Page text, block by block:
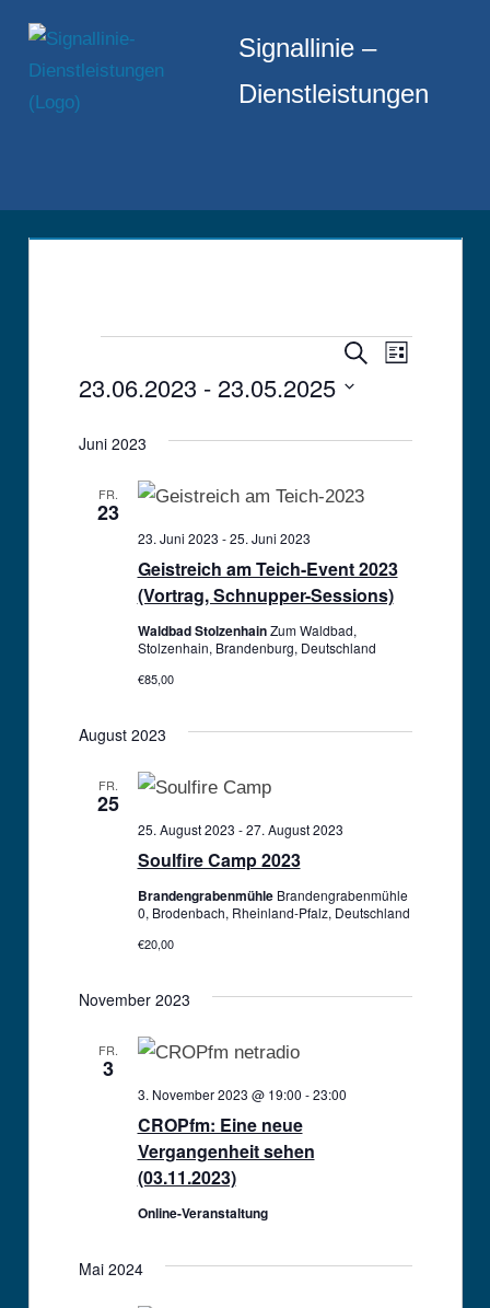
Inhalt
springen
Signallinie –
Dienstleistungen
Veranstaltungen
Suche
und
Ansichten,
Suche
Liste
23.06.2023 - 23.05.2025
wählen.
Juni 2023
FR.
23
Geistreich am Teich-Event 2023
(Vortrag, Schnupper-Sessions)
23. Juni 2023 -25. Juni 2023
Waldbad StolzenhainZum Waldbad,
Stolzenhain, Brandenburg, Deutschland
€85,00
August 2023
FR.
25
Soulfire Camp 2023
25. August 2023 -27. August 2023
Brandengrabenmühle Brandengrabenmühle
0, Brodenbach, Rheinland-Pfalz, Deutschland
€20,00
November 2023
FR.
3
CROPfm: Eine neue
Vergangenheit sehen
(03.11.2023)
3. November 2023 @ 19:00 -23:00
Online-Veranstaltung
Mai 2024